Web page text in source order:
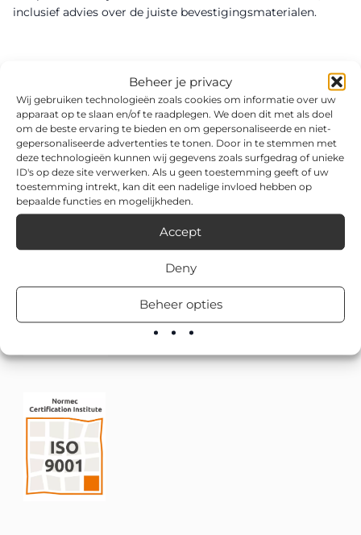
Beheer je privacy
Wij gebruiken technologieën zoals cookies om informatie over uw
apparaat op te slaan en/of te raadplegen. We doen dit met als doel
om de beste ervaring te bieden en om gepersonaliseerde en niet-
gepersonaliseerde advertenties te tonen. Door in te stemmen met
deze technologieën kunnen wij gegevens zoals surfgedrag of unieke
ID's op deze site verwerken. Als u geen toestemming geeft of uw
toestemming intrekt, kan dit een nadelige invloed hebben op
bepaalde functies en mogelijkheden.
Accept
Deny
Beheer opties
inclusief advies over de juiste bevestigingsmaterialen.